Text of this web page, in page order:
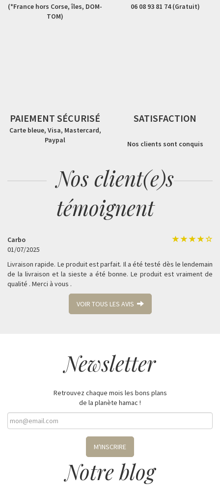
(*France hors Corse, îles, DOM-
TOM)
06 08 93 81 74 (Gratuit)
PAIEMENT SÉCURISÉ
Carte bleue, Visa, Mastercard,
Paypal
SATISFACTION
Nos clients sont conquis
Nos client(e)s
témoignent
Carbo
01/07/2025
Livraison rapide. Le produit est parfait. Il a été testé dès le lendemain
de la livraison et la sieste a été bonne. Le produit est vraiment de
qualité . Merci à vous .
VOIR TOUS LES AVIS
Newsletter
Retrouvez chaque mois les bons plans
de la planète hamac !
M'INSCRIRE
Notre blog